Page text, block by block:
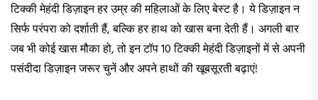
टिक्की मेहंदी डिज़ाइन हर उम्र की महिलाओं के लिए बेस्ट है। ये डिज़ाइन न
सिर्फ परंपरा को दर्शाती हैं, बल्कि हर हाथ को खास बना देती हैं। अगली बार
जब भी कोई खास मौका हो, तो इन टॉप 10 टिक्की मेहंदी डिज़ाइनों में से अपनी
पसंदीदा डिज़ाइन जरूर चुनें और अपने हाथों की खूबसूरती बढ़ाएं!